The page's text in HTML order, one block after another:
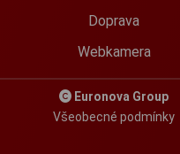
Doprava
Webkamera
Euronova Group
Všeobecné podmínky